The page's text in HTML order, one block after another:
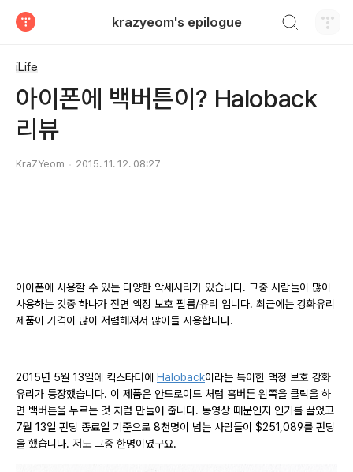
krazyeom's epilogue
iLife
아이폰에 백버튼이? Haloback
리뷰
KraZYeom 2015. 11. 12. 08:27
아이폰에 사용할 수 있는 다양한 악세사리가 있습니다. 그중 사람들이 많이
사용하는 것중 하나가 전면 액정 보호 필름/유리 입니다. 최근에는 강화유리
제품이 가격이 많이 저렴해져서 많이들 사용합니다.
2015년 5월 13일에 킥스타터에 Haloback이라는 특이한 액정 보호 강화
유리가 등장했습니다. 이 제품은 안드로이드 처럼 홈버튼 왼쪽을 클릭을 하
면 백버튼을 누르는 것 처럼 만들어 줍니다. 동영상 때문인지 인기를 끌었고
7월 13일 펀딩 종료일 기준으로 8천명이 넘는 사람들이 $251,089를 펀딩
을 했습니다. 저도 그중 한명이였구요.